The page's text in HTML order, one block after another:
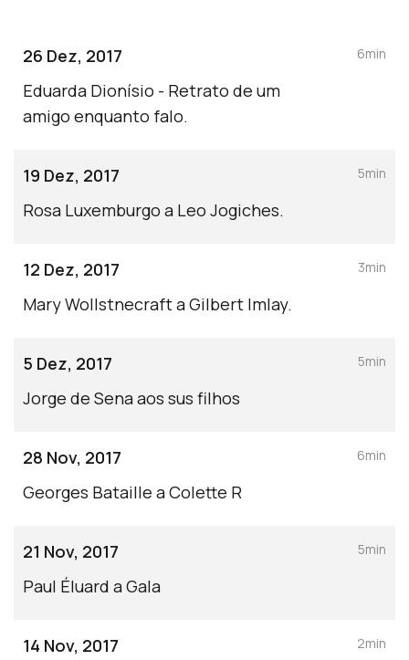
26 Dez, 2017
Eduarda Dionísio - Retrato de um
amigo enquanto falo.
6min
19 Dez, 2017
Rosa Luxemburgo a Leo Jogiches.
5min
12 Dez, 2017
Mary Wollstnecraft a Gilbert Imlay.
3min
5 Dez, 2017
Jorge de Sena aos sus filhos
5min
28 Nov, 2017
Georges Bataille a Colette R
6min
21 Nov, 2017
Paul Éluard a Gala
5min
14 Nov, 2017 2min